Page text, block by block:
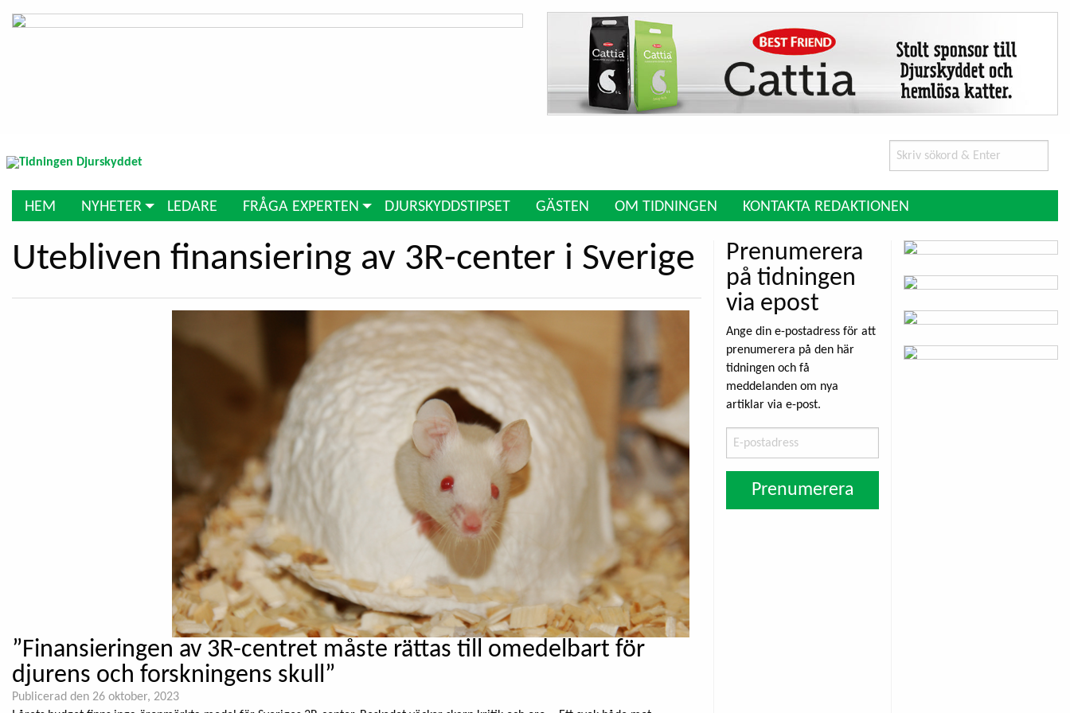
Search
for:
HEM NYHETER LEDARE FRÅGA EXPERTEN DJURSKYDDSTIPSET GÄSTEN OM TIDNINGEN KONTAKTA REDAKTIONEN
Utebliven finansiering av 3R-center i Sverige
”Finansieringen av 3R-centret måste rättas till omedelbart för
djurens och forskningens skull”
Publicerad den 26 oktober, 2023
Prenumerera
på tidningen
via epost
Ange din e-postadress för att
prenumerera på den här
tidningen och få
meddelanden om nya
artiklar via e-post.
postadress
Prenumerera